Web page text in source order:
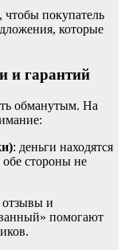
чтобы покупатель
которые
и гарантий
обманутым. На
: деньги находятся
стороны не
отзывы и
помогают